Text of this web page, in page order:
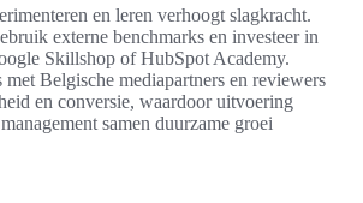
en leren verhoogt slagkracht.
externe benchmarks en investeer in
Skillshop of HubSpot Academy.
met Belgische mediapartners en reviewers
en conversie, waardoor uitvoering
samen duurzame groei